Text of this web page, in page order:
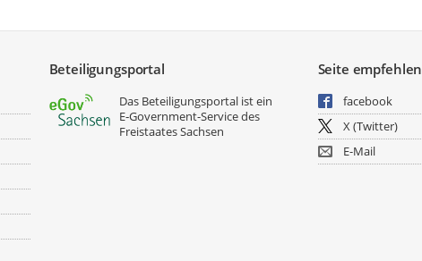
Beteiligungsportal
Das Beteiligungsportal ist ein
E‑Government-Service des
Freistaates Sachsen
Seite empfehlen
facebook
X (Twitter)
E-Mail